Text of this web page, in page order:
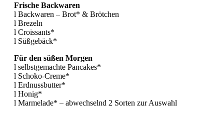
Frische Backwaren
l Backwaren – Brot* & Brötchen
l Brezeln
l Croissants*
l Süßgebäck*
Für den süßen Morgen
l selbstgemachte Pancakes*
l Schoko-Creme*
l Erdnussbutter*
l Honig*
l Marmelade* – abwechselnd 2 Sorten zur Auswahl